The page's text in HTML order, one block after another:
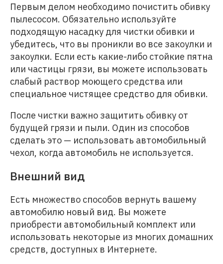
Первым делом необходимо почистить обивку
пылесосом. Обязательно используйте
подходящую насадку для чистки обивки и
убедитесь, что вы проникли во все закоулки и
закоулки. Если есть какие-либо стойкие пятна
или частицы грязи, вы можете использовать
слабый раствор моющего средства или
специальное чистящее средство для обивки.
После чистки важно защитить обивку от
будущей грязи и пыли. Один из способов
сделать это — использовать автомобильный
чехол, когда автомобиль не используется.
Внешний вид
Есть множество способов вернуть вашему
автомобилю новый вид. Вы можете
приобрести автомобильный комплект или
использовать некоторые из многих домашних
средств, доступных в Интернете.